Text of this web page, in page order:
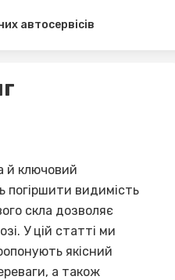
автосервісів
й ключовий
погіршити видимість
скла дозволяє
У цій статті ми
якісний
а також